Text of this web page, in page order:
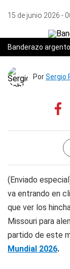
15 de junio 2026 -
Banderazo
PorSergio
(Enviado
va entrando en
que ver los
Missouri para
partido de este
Mundial 2026.